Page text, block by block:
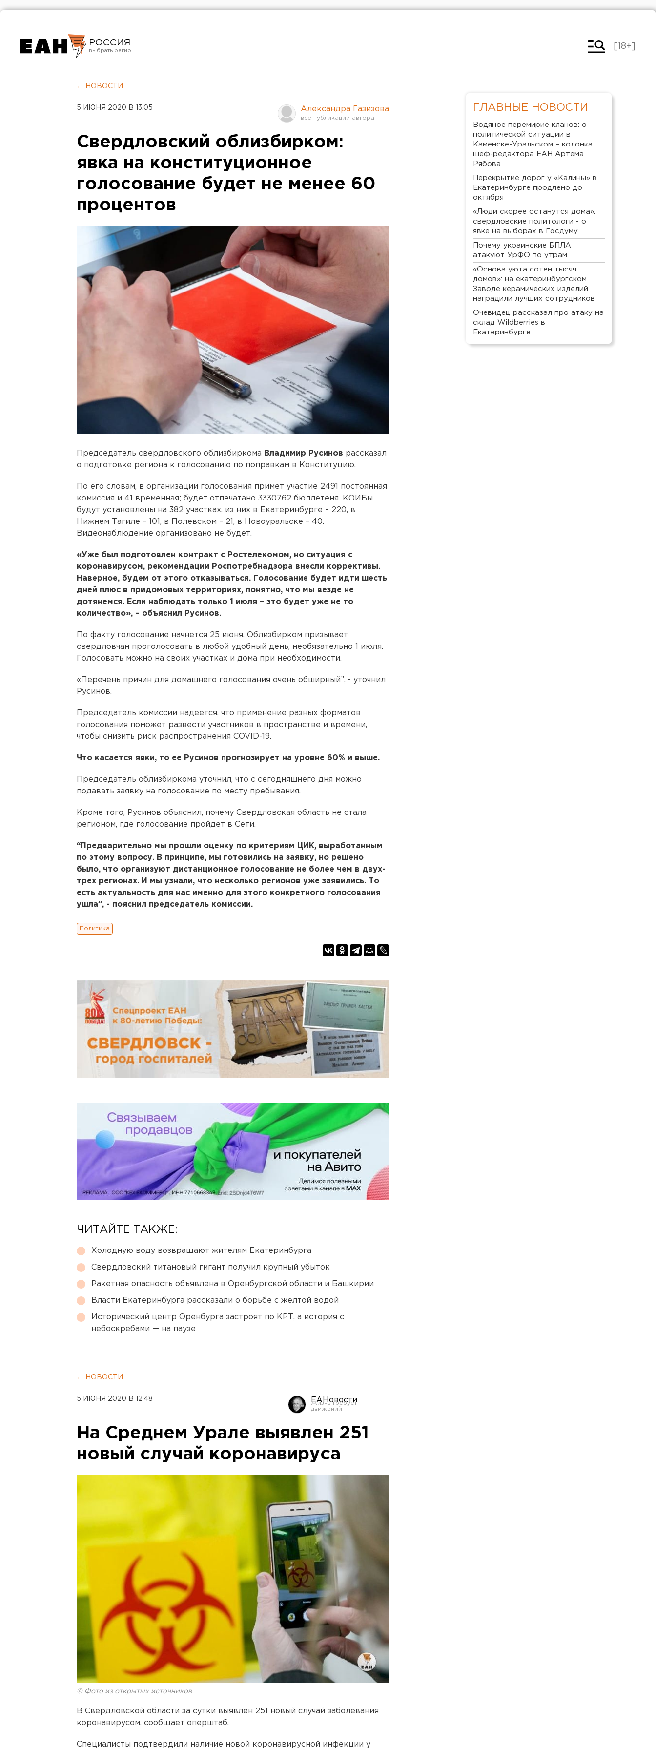
РОССИЯ
Челябинск
[18+]
← НОВОСТИ
5 ИЮНЯ 2020 В 13:05 Александра Газизова
Свердловский облизбирком:
явка на конституционное
голосование будет не менее 60
процентов
Председатель свердловского облизбиркома Владимир Русинов рассказал
о подготовке региона к голосованию по поправкам в Конституцию.
По его словам, в организации голосования примет участие 2491 постоянная
комиссия и 41 временная; будет отпечатано 3330762 бюллетеня. КОИБы
будут установлены на 382 участках, из них в Екатеринбурге – 220, в
Нижнем Тагиле – 101, в Полевском – 21, в Новоуральске – 40.
Видеонаблюдение организовано не будет.
«Уже был подготовлен контракт с Ростелекомом, но ситуация с
коронавирусом, рекомендации Роспотребнадзора внесли коррективы.
Наверное, будем от этого отказываться. Голосование будет идти шесть
дней плюс в придомовых территориях, понятно, что мы везде не
дотянемся. Если наблюдать только 1 июля – это будет уже не то
количество», – объяснил Русинов.
По факту голосование начнется 25 июня. Облизбирком призывает
свердловчан проголосовать в любой удобный день, необязательно 1 июля.
Голосовать можно на своих участках и дома при необходимости.
«Перечень причин для домашнего голосования очень обширный”, - уточнил
Русинов.
Председатель комиссии надеется, что применение разных форматов
голосования поможет развести участников в пространстве и времени,
чтобы снизить риск распространения COVID-19.
Что касается явки, то ее Русинов прогнозирует на уровне 60% и выше.
Председатель облизбиркома уточнил, что с сегодняшнего дня можно
подавать заявку на голосование по месту пребывания.
Кроме того, Русинов объяснил, почему Свердловская область не стала
регионом, где голосование пройдет в Сети.
“Предварительно мы прошли оценку по критериям ЦИК, выработанным
по этому вопросу. В принципе, мы готовились на заявку, но решено
было, что организуют дистанционное голосование не более чем в двух-
трех регионах. И мы узнали, что несколько регионов уже заявились. То
есть актуальность для нас именно для этого конкретного голосования
ушла”, - пояснил председатель комиссии.
Политика
ЧИТАЙТЕ ТАКЖЕ:
Холодную воду возвращают жителям Екатеринбурга
Свердловский титановый гигант получил крупный убыток
Ракетная опасность объявлена в Оренбургской области и Башкирии
Власти Екатеринбурга рассказали о борьбе с желтой водой
Исторический центр Оренбурга застроят по КРТ, а история с
небоскребами — на паузе
← НОВОСТИ
5 ИЮНЯ 2020 В 12:48 ЕАНовости
На Среднем Урале выявлен 251
новый случай коронавируса
© Фото из открытых источников
В Свердловской области за сутки выявлен 251 новый случай заболевания
коронавирусом, сообщает оперштаб.
Специалисты подтвердили наличие новой коронавирусной инфекции у
ГЛАВНЫЕ НОВОСТИ
Водяное перемирие кланов: о
политической ситуации в
Каменске-Уральском – колонка
шеф-редактора ЕАН Артема
Рябова
Перекрытие дорог у «Калины» в
Екатеринбурге продлено до
октября
«Люди скорее останутся дома»:
свердловские политологи - о
явке на выборах в Госдуму
Почему украинские БПЛА
атакуют УрФО по утрам
«Основа уюта сотен тысяч
домов»: на екатеринбургском
Заводе керамических изделий
наградили лучших сотрудников
Очевидец рассказал про атаку на
склад Wildberries в
Екатеринбурге